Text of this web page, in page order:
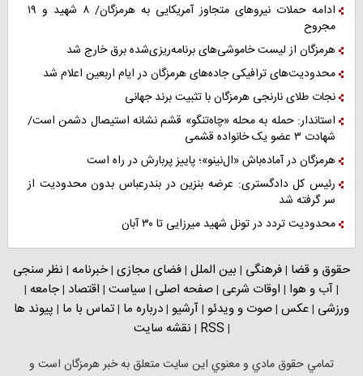
ادامه حملات نیروهای متجاوز آمریکایی به هرمزگان/ ۸ شهید و ۱۹
مجروح
هرمزگان از لیست خاموشی‌های برنامه‌ریزی‌شده برق خارج شد
محدودیت‌های ترافیکی جاده‌های هرمزگان در ایام اربعین اعلام شد
نجات طلای نارنجی هرمزگان با تثبیت برند جهانی
استاندار: حمله به محله «چاه‌تنگو» قشم نشانه استیصال دشمن است/
شهادت ۳ عضو یک خانواده قشمی
هرمزگان در آماده‌باش «ال‌نینو»؛ پاییز پربارش در راه است
رئیس کل دادگستری: عرضه بنزین در بندرعباس بدون محدودیت از
سر گرفته شد
محدودیت تردد در تونل شهید میرزایی تا ۳۰ آبان
حقوق و قضا |فرهنگی | بین الملل |فضای مجازی |خبرنامه | نظر سنجی
|آب و هوا | اوقات شرعی |صفحه اصلی | سیاست | اقتصاد |جامعه |
ورزشی |عکس |صوت و ویدئو |آرشیو |درباره ما |تماس با ما | پیوند ها
|
RSS
| نقشه سایت
تمامي حقوق مادي و معنوي اين سايت متعلق به خبر هرمزگان است و